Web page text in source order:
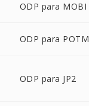
ODP para MOBI
ODP para POTM
ODP para JP2